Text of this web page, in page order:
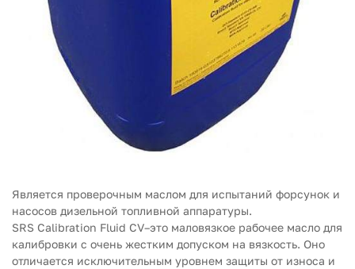
Является проверочным маслом для испытаний форсунок и
насосов дизельной топливной аппаратуры.
SRS Calibration Fluid CV–это маловязкое рабочее масло для
калибровки с очень жестким допуском на вязкость. Оно
отличается исключительным уровнем защиты от износа и